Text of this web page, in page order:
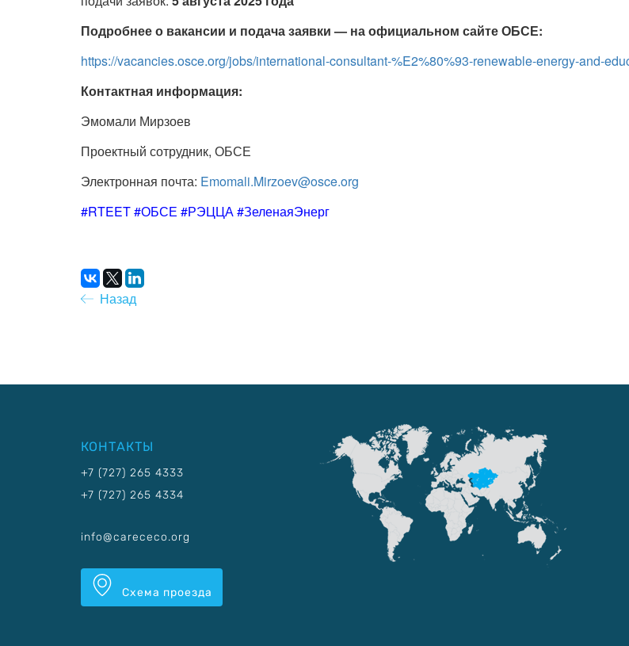
Подробнее о вакансии и подача заявки — на официальном сайте ОБСЕ:
https://vacancies.osce.org/jobs/international-consultant-%E2%80%93-renewable-energy-and-
Контактная информация:
Эмомали Мирзоев
Проектный сотрудник, ОБСЕ
Электронная почта: Emomali.Mirzoev@osce.org
#RTEET #ОБСЕ #РЭЦЦА #ЗеленаяЭнерг
Назад
КОНТАКТЫ
+7 (727) 265 4333
+7 (727) 265 4334
info@carececo.org
Схема проезда